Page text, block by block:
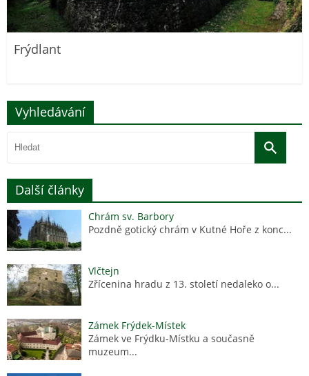
Frýdlant
Vyhledávání
Další články
Chrám sv. Barbory
Pozdně gotický chrám v Kutné Hoře z konc...
Vlčtejn
Zřícenina hradu z 13. století nedaleko o...
Zámek Frýdek-Místek
Zámek ve Frýdku-Místku a současně
muzeum...